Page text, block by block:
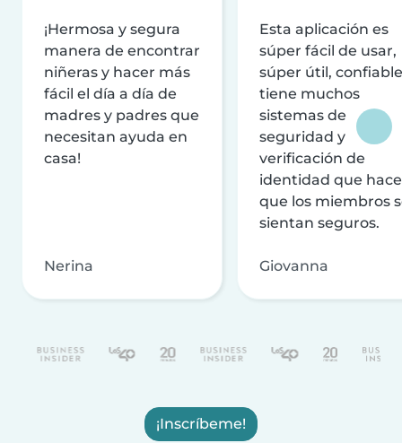
¡Hermosa y segura
manera de encontrar
niñeras y hacer más
fácil el día a día de
madres y padres que
necesitan ayuda en
casa!
Nerina
Esta aplicación es
súper fácil de usar,
súper útil,
tiene muchos
sistemas de
seguridad y
verificación de
identidad que
que los miembros
sientan seguros.
Giovanna
¡Inscríbeme!